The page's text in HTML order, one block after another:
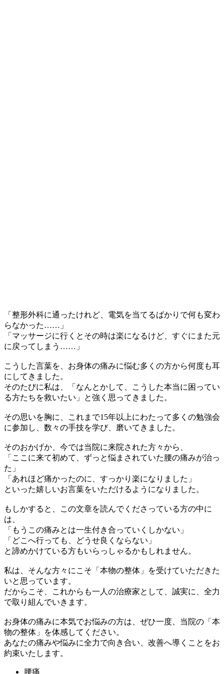
「整形外科に通ったけれど、電気を当てるばかりで何も変わ
らなかった……」
「マッサージに行くとその時は楽になるけど、すぐにまた元
に戻ってしまう……」
こうした言葉を、お身体の痛みに悩む多くの方から何度も耳
にしてきました。
そのたびに私は、「なんとかして、こうした本当に困ってい
る方たちを救いたい」と強く思ってきました。
その思いを胸に、これまで15年以上にわたって多くの勉強会
に参加し、数々の手技を学び、磨いてきました。
そのおかげか、今では当院に来院された方々から、
「ここに来て初めて、ずっと悩まされていた腰の痛みが治っ
た」
「あれほど痛かったのに、すっかり楽になりました」
といった嬉しいお言葉をいただけるようになりました。
もしかすると、この文章を読んでくださっている方の中に
は、
「もうこの痛みとは一生付き合っていくしかない」
「どこへ行っても、どうせ良くならない」
と諦めかけている方もいらっしゃるかもしれません。
私は、そんな方々にこそ 「本物の整体」
を受けていただきた
いと思っています。
だからこそ、これからも一人の治療家として、誠実に、全力
で取り組んでいきます。
お身体の痛みに本気でお悩みの方は、ぜひ一度、当院の 「本
物の整体」
を体感してください。
あなたの痛みや悩みに全力で向き合い、改善へ導くことをお
約束いたします。
腰痛